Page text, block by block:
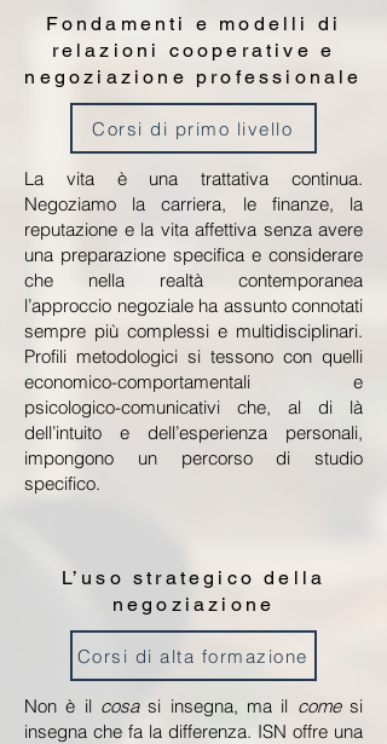
Fondamenti e modelli di
relazioni cooperative e
negoziazione professionale
Corsi di primo livello
La vita è una trattativa continua.
Negoziamo la carriera, le finanze, la
reputazione e la vita affettiva senza avere
una preparazione specifica e considerare
che nella realtà contemporanea
l’approccio negoziale ha assunto connotati
sempre più complessi e multidisciplinari.
Profili metodologici si tessono con quelli
economico-comportamentali e
psicologico-comunicativi che, al di là
dell’intuito e dell’esperienza personali,
impongono un percorso di studio
specifico.
L’uso strategico della
negoziazione
Corsi di alta formazione
Non è il cosasi insegna, ma il comesi
insegna che fa la differenza. ISN offre una